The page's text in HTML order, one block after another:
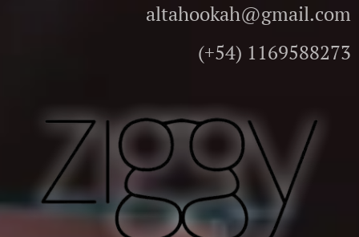
altahookah@gmail.com
(+54) 1169588273